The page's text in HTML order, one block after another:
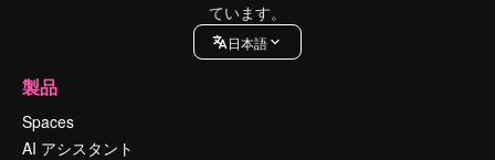
ています。
日本語
製品
Spaces
AI アシスタント